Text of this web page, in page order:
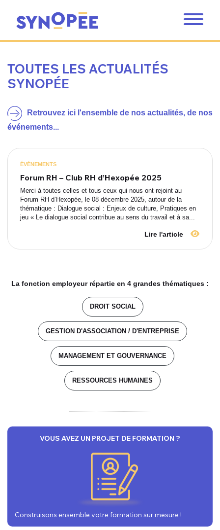
TOUTES LES ACTUALITÉS
SYNOPÉE
Retrouvez ici l'ensemble de nos actualités, de nos
événements...
ÉVÉNEMENTS
Forum RH – Club RH d’Hexopée 2025
Merci à toutes celles et tous ceux qui nous ont rejoint au
Forum RH d’Hexopée, le 08 décembre 2025, autour de la
thématique : Dialogue social : Enjeux de culture, Pratiques en
jeu « Le dialogue social contribue au sens du travail et à sa...
Lire l'article
La fonction employeur répartie en 4 grandes thématiques :
DROIT SOCIAL
GESTION D'ASSOCIATION / D'ENTREPRISE
MANAGEMENT ET GOUVERNANCE
RESSOURCES HUMAINES
VOUS AVEZ UN PROJET DE FORMATION ?
Construisons ensemble votre formation sur mesure !